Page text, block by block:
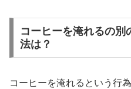
コーヒーを淹れるの別
法は？
コーヒーを淹れるという行